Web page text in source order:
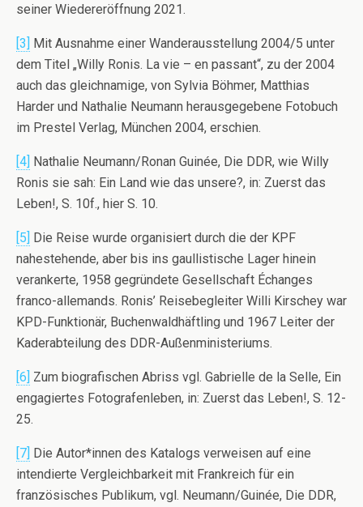
seiner Wiedereröffnung 2021.
[3] Mit Ausnahme einer Wanderausstellung 2004/5 unter
dem Titel „Willy Ronis. La vie – en passant“, zu der 2004
auch das gleichnamige, von Sylvia Böhmer, Matthias
Harder und Nathalie Neumann herausgegebene Fotobuch
im Prestel Verlag, München 2004, erschien.
[4] Nathalie Neumann/Ronan Guinée, Die DDR, wie Willy
Ronis sie sah: Ein Land wie das unsere?, in: Zuerst das
Leben!, S. 10f., hier S. 10.
[5] Die Reise wurde organisiert durch die der KPF
nahestehende, aber bis ins gaullistische Lager hinein
verankerte, 1958 gegründete Gesellschaft Échanges
franco-allemands. Ronis’ Reisebegleiter Willi Kirschey war
KPD-Funktionär, Buchenwaldhäftling und 1967 Leiter der
Kaderabteilung des DDR-Außenministeriums.
[6] Zum biografischen Abriss vgl. Gabrielle de la Selle, Ein
engagiertes Fotografenleben, in: Zuerst das Leben!, S. 12-
25.
[7] Die Autor*innen des Katalogs verweisen auf eine
intendierte Vergleichbarkeit mit Frankreich für ein
französisches Publikum, vgl. Neumann/Guinée, Die DDR,